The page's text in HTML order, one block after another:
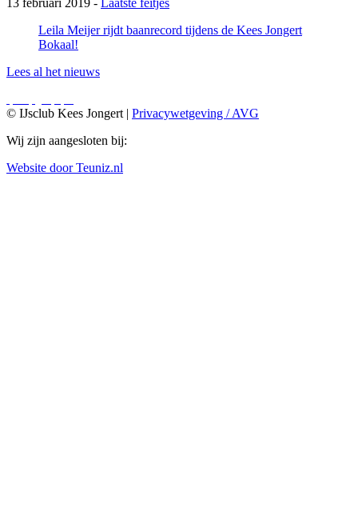
13 februari 2019 - Laatste feitjes
Leila Meijer rijdt baanrecord tijdens de Kees Jongert
Bokaal!
Lees al het nieuws
© IJsclub Kees Jongert | Privacywetgeving / AVG
Wij zijn aangesloten bij:
Website door Teuniz.nl